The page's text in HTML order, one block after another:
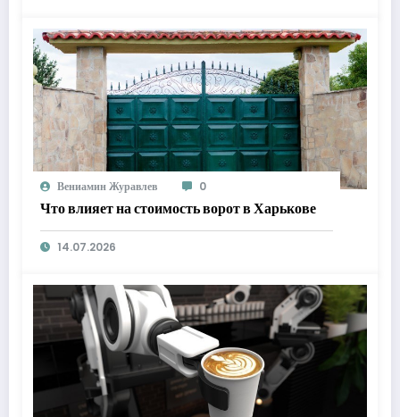
Вениамин Журавлев 0
Что влияет на стоимость ворот в Харькове
14.07.2026